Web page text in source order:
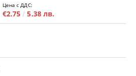
Цена с ДДС:
€2.75 5.38 лв.